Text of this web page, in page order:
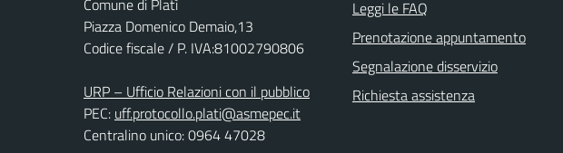
Piazza Domenico Demaio,13
Codice fiscale / P. IVA:81002790806
URP – Ufficio Relazioni con il pubblico
PEC: uff.protocollo.plati@asmepec.it
Centralino unico: 0964 47028
Leggi le FAQ
Prenotazione appuntamento
Segnalazione disservizio
Richiesta assistenza